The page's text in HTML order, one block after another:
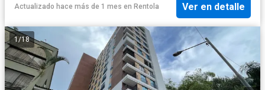
Actualizado hace más de 1 mes en Rentola Ver en detalle
1 /18